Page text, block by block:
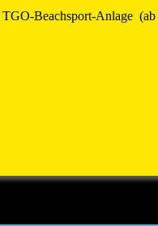
Beachsport-Anlage (ab